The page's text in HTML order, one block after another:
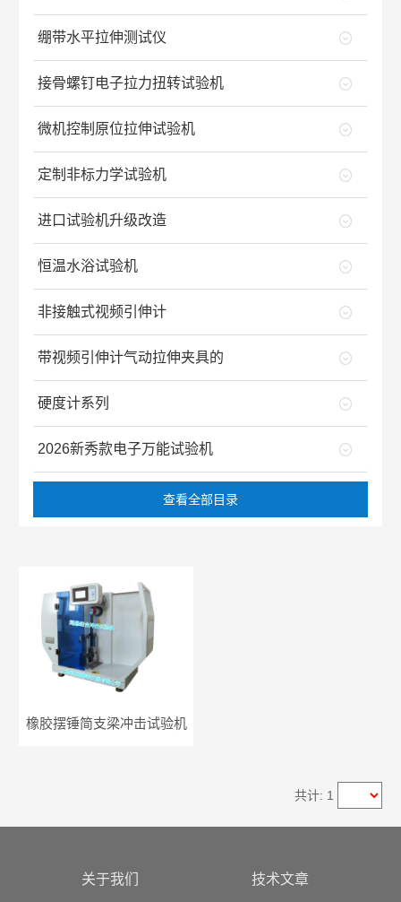
绷带水平拉伸测试仪
接骨螺钉电子拉力扭转试验机
微机控制原位拉伸试验机
定制非标力学试验机
进口试验机升级改造
恒温水浴试验机
非接触式视频引伸计
带视频引伸计气动拉伸夹具的
硬度计系列
2026新秀款电子万能试验机
查看全部目录
橡胶摆锤简支梁冲击试验机
共计: 1
关于我们 技术文章